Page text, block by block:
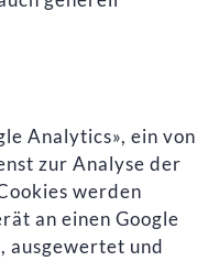
Analytics», ein von
zur Analyse der
werden
an einen Google
ausgewertet und